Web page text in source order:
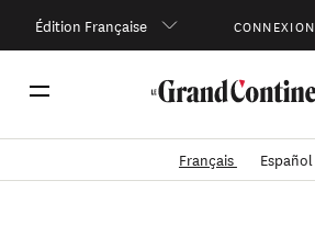
Édition Française CONNEXION
Français Español